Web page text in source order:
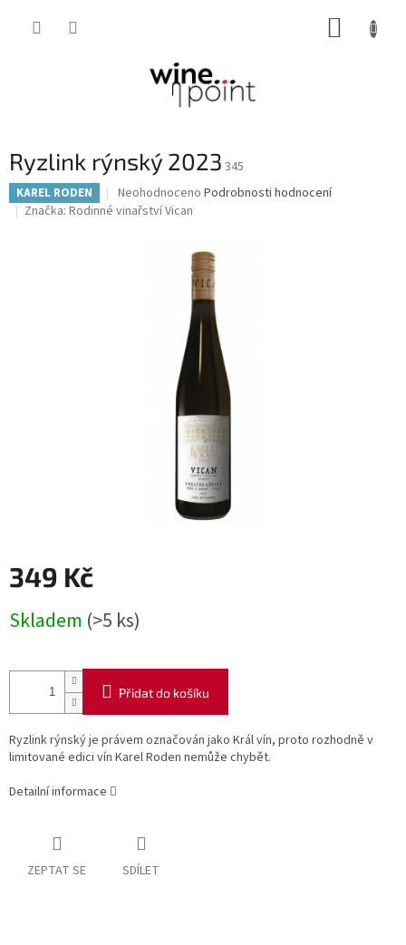
Ryzlink rýnský 2023 345
KAREL RODEN
Průměrné
hodnocení
Neohodnoceno Podrobnosti hodnocení
Značka: Rodinné vinařství Vican
349 Kč
cena:
Skladem (>5 ks)
Přidat do košíku
Ryzlink rýnský je právem označován jako Král vín, proto rozhodně v
limitované edici vín Karel Roden nemůže chybět.
Detailní informace
ZEPTAT SE SDÍLET